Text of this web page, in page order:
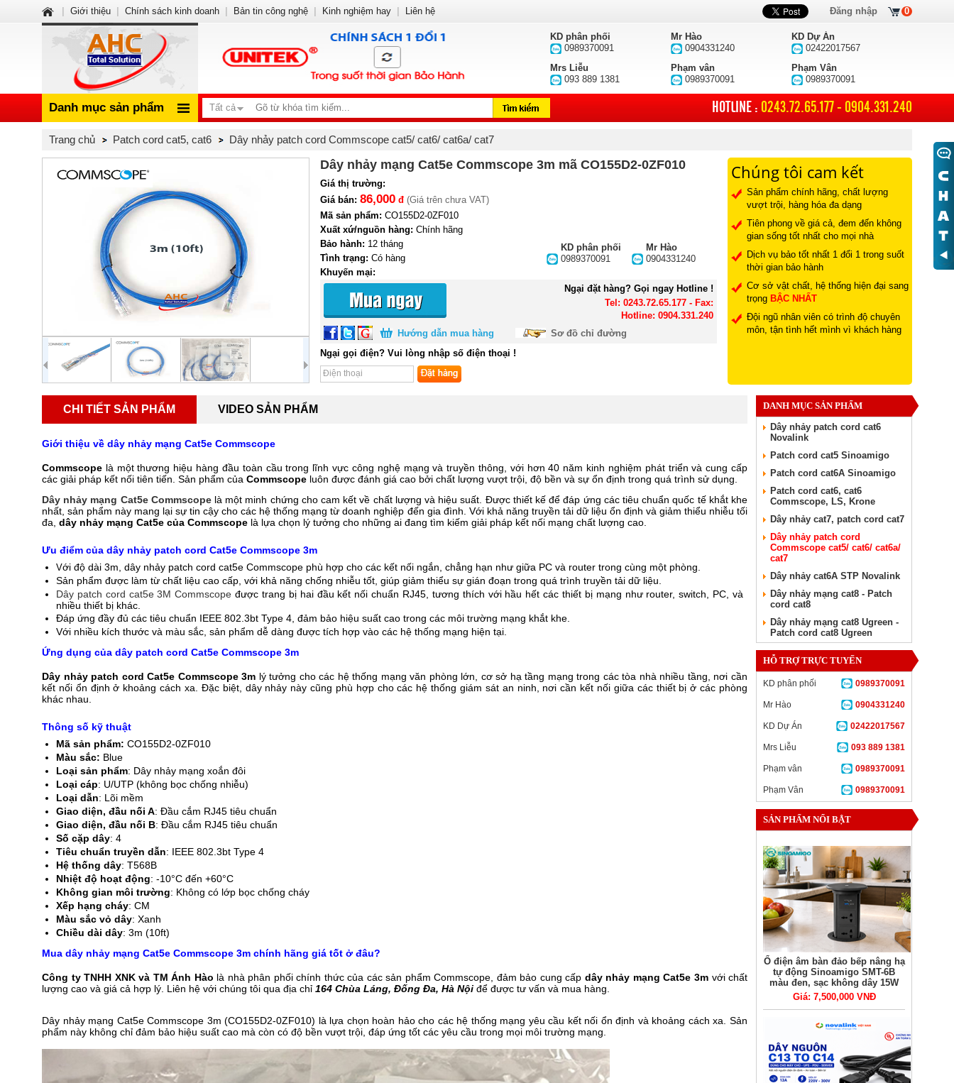
KD phân phối
0989370091
Mr Hào
0904331240
KD Dự Án
02422017567
Mrs Liễu
093 889 1381
Phạm vân
0989370091
Phạm Vân
0989370091
Danh mục sản phẩm Tất cả HOTLINE : 0243.72.65.177 - 0904.331.240
Trang chủ Patch cord cat5, cat6 Dây nhảy patch cord Commscope cat5/ cat6/ cat6a/ cat7
Dây nhảy mạng Cat5e Commscope 3m mã CO155D2-0ZF010
Giá thị trường:
Giá bán: 86,000 đ (Giá trên chưa VAT)
Mã sản phẩm: CO155D2-0ZF010
Xuất xứ/nguồn hàng: Chính hãng
KD phân phối
0989370091
Mr Hào
0904331240
Bảo hành: 12 tháng
Tình trạng: Có hàng
Khuyến mại:
Ngại đặt hàng? Gọi ngay Hotline !
Tel: 0243.72.65.177 - Fax:
Hotline: 0904.331.240
Hướng dẫn mua hàng
Sơ đồ chỉ đường
Ngại gọi điện? Vui lòng nhập số điện thoại !
Chúng tôi cam kết
Sản phẩm chính hãng, chất lượng
vượt trội, hàng hóa đa dạng
Tiên phong về giá cả, đem đến không
gian sống tốt nhất cho mọi nhà
Dịch vụ bảo tốt nhất 1 đổi 1 trong suốt
thời gian bảo hành
Cơ sở vật chất, hệ thống hiện đại sang
trọng BẬC NHẤT
Đội ngũ nhân viên có trình độ chuyên
môn, tận tình hết mình vì khách hàng
CHI TIẾT SẢN PHẨM VIDEO SẢN PHẨM
Giới thiệu về dây nhảy mạng Cat5e Commscope
Commscope là một thương hiệu hàng đầu toàn cầu trong lĩnh vực công nghệ mạng và truyền thông, với hơn 40 năm kinh nghiệm phát triển và cung cấp
các giải pháp kết nối tiên tiến. Sản phẩm của Commscope luôn được đánh giá cao bởi chất lượng vượt trội, độ bền và sự ổn định trong quá trình sử dụng.
Dây nhảy mạng Cat5e Commscopelà một minh chứng cho cam kết về chất lượng và hiệu suất. Được thiết kế để đáp ứng các tiêu chuẩn quốc tế khắt khe
nhất, sản phẩm này mang lại sự tin cậy cho các hệ thống mạng từ doanh nghiệp đến gia đình. Với khả năng truyền tải dữ liệu ổn định và giảm thiểu nhiễu tối
đa, dây nhảy mạng Cat5e của Commscope là lựa chọn lý tưởng cho những ai đang tìm kiếm giải pháp kết nối mạng chất lượng cao.
Ưu điểm của dây nhảy patch cord Cat5e Commscope 3m
Với độ dài 3m, dây nhảy patch cord cat5e Commscope phù hợp cho các kết nối ngắn, chẳng hạn như giữa PC và router trong cùng một phòng.
Sản phẩm được làm từ chất liệu cao cấp, với khả năng chống nhiễu tốt, giúp giảm thiểu sự gián đoạn trong quá trình truyền tải dữ liệu.
Dây patch cord cat5e 3M Commscopeđược trang bị hai đầu kết nối chuẩn RJ45, tương thích với hầu hết các thiết bị mạng như router, switch, PC, và
nhiều thiết bị khác.
Đáp ứng đầy đủ các tiêu chuẩn IEEE 802.3bt Type 4, đảm bảo hiệu suất cao trong các môi trường mạng khắt khe.
Với nhiều kích thước và màu sắc, sản phẩm dễ dàng được tích hợp vào các hệ thống mạng hiện tại.
Ứng dụng của dây patch cord Cat5e Commscope 3m
Dây nhảy patch cord Cat5e Commscope 3m lý tưởng cho các hệ thống mạng văn phòng lớn, cơ sở hạ tầng mạng trong các tòa nhà nhiều tầng, nơi cần
kết nối ổn định ở khoảng cách xa. Đặc biệt, dây nhảy này cũng phù hợp cho các hệ thống giám sát an ninh, nơi cần kết nối giữa các thiết bị ở các phòng
khác nhau.
Thông số kỹ thuật
Mã sản phẩm: CO155D2-0ZF010
Màu sắc: Blue
Loại sản phẩm: Dây nhảy mạng xoắn đôi
Loại cáp: U/UTP (không bọc chống nhiễu)
Loại dẫn: Lõi mềm
Giao diện, đầu nối A: Đầu cắm RJ45 tiêu chuẩn
Giao diện, đầu nối B: Đầu cắm RJ45 tiêu chuẩn
Số cặp dây: 4
Tiêu chuẩn truyền dẫn: IEEE 802.3bt Type 4
Hệ thống dây: T568B
Nhiệt độ hoạt động: -10°C đến +60°C
Không gian môi trường: Không có lớp bọc chống cháy
Xếp hạng cháy: CM
Màu sắc vỏ dây: Xanh
Chiều dài dây: 3m (10ft)
Mua dây nhảy mạng Cat5e Commscope 3m chính hãng giá tốt ở đâu?
Công ty TNHH XNK và TM Ánh Hào là nhà phân phối chính thức của các sản phẩm Commscope, đảm bảo cung cấp dây nhảy mạng Cat5e 3m với chất
lượng cao và giá cả hợp lý. Liên hệ với chúng tôi qua địa chỉ 164 Chùa Láng, Đống Đa, Hà Nội để được tư vấn và mua hàng.
Dây nhảy mạng Cat5e Commscope 3m (CO155D2-0ZF010) là lựa chọn hoàn hảo cho các hệ thống mạng yêu cầu kết nối ổn định và khoảng cách xa. Sản
phẩm này không chỉ đảm bảo hiệu suất cao mà còn có độ bền vượt trội, đáp ứng tốt các yêu cầu trong mọi môi trường mạng.
DANH MỤC SẢN PHẨM
Dây nhảy patch cord cat6
Novalink
Patch cord cat5 Sinoamigo
Patch cord cat6A Sinoamigo
Patch cord cat6, cat6
Commscope, LS, Krone
Dây nhảy cat7, patch cord cat7
Dây nhảy patch cord
Commscope cat5/ cat6/ cat6a/
cat7
Dây nhảy cat6A STP Novalink
Dây nhảy mạng cat8 - Patch
cord cat8
Dây nhảy mạng cat8 Ugreen -
Patch cord cat8 Ugreen
HỖ TRỢ TRỰC TUYẾN
0989370091
KD phân phối
0904331240
Mr Hào
02422017567
KD Dự Án
093 889 1381
Mrs Liễu
0989370091
Phạm vân
0989370091
Phạm Vân
SẢN PHẨM NỔI BẬT
Ổ điện âm bàn đảo bếp nâng hạ
tự động Sinoamigo SMT-6B
màu đen, sạc không dây 15W
Giá: 7,500,000 VNĐ
0
Đăng nhập
Giới thiệu Chính sách kinh doanh Bản tin công nghệ Kinh nghiệm hay Liên hệ